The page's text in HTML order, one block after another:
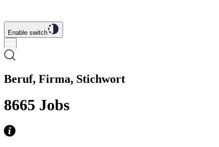
Enable switch
Beruf, Firma, Stichwort
8665 Jobs